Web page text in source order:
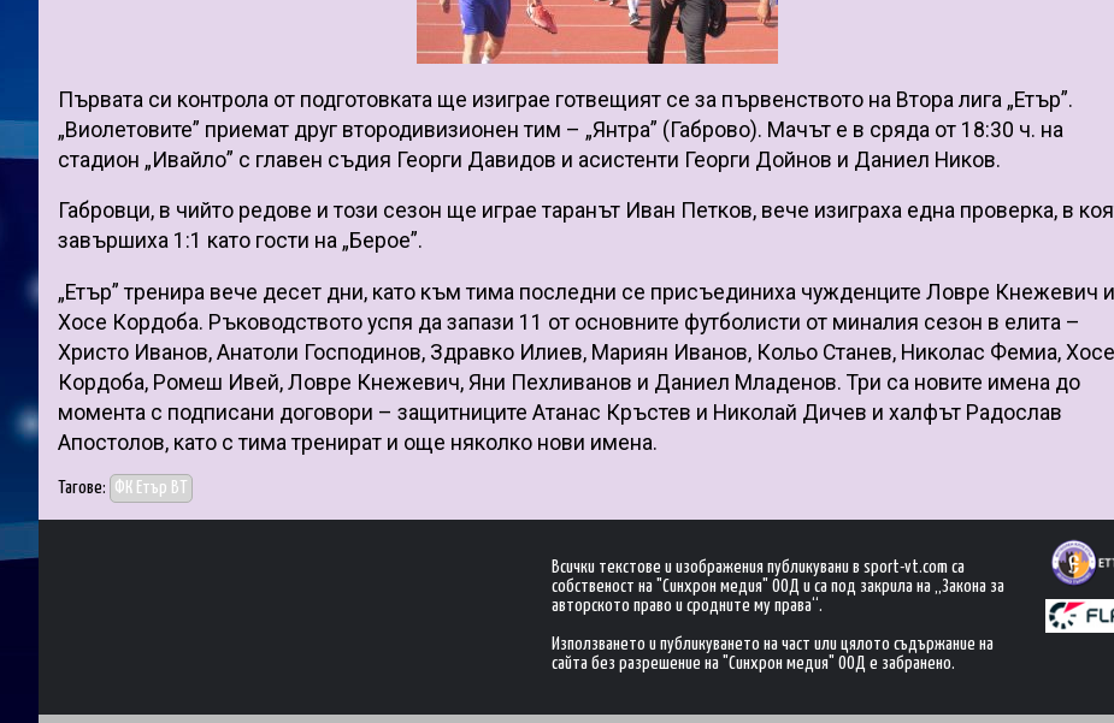
Първата си контрола от подготовката ще изиграе готвещият се за първенството на Втора лига „Етър”.
„Виолетовите” приемат друг втородивизионен тим – „Янтра” (Габрово). Мачът е в сряда от 18:30 ч. на
стадион „Ивайло” с главен съдия Георги Давидов и асистенти Георги Дойнов и Даниел Ников.
Габровци, в чийто редове и този сезон ще играе таранът Иван Петков, вече изиграха една проверка, в
завършиха 1:1 като гости на „Берое”.
„Етър” тренира вече десет дни, като към тима последни се присъединиха чужденците Ловре Кнежевич и
Хосе Кордоба. Ръководството успя да запази 11 от основните футболисти от миналия сезон в елита –
Христо Иванов, Анатоли Господинов, Здравко Илиев, Мариян Иванов, Кольо Станев, Николас Фемиа, Хосе
Кордоба, Ромеш Ивей, Ловре Кнежевич, Яни Пехливанов и Даниел Младенов. Три са новите имена до
момента с подписани договори – защитниците Атанас Кръстев и Николай Дичев и халфът Радослав
Апостолов, като с тима тренират и още няколко нови имена.
Тагове: ФК Етър ВТ
Всички текстове и изображения публикувани в sport-vt.com са
собственост на "Синхрон медия" ООД и са под закрила на „Закона за
авторското право и сродните му права“.
Използването и публикуването на част или цялото съдържание на
сайта без разрешение на "Синхрон медия" ООД е забранено.